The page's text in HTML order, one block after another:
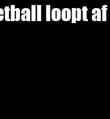
loopt af